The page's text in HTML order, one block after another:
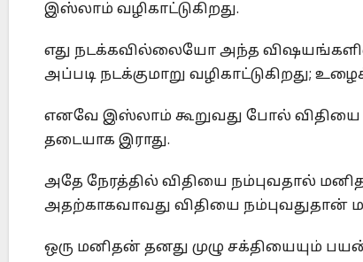
இஸ்லாம் வழிகாட்டுகிறது.
எது நடக்கவில்லையோ அந்த
அப்படி நடக்குமாறு வழிகாட்டுகிறது;
எனவே இஸ்லாம் கூறுவது போல் விதியை
தடையாக இராது.
அதே நேரத்தில் விதியை நம்புவதால்
அதற்காகவாவது விதியை நம்புவதுதான்
ஒரு மனிதன் தனது முழு சக்தியையும்